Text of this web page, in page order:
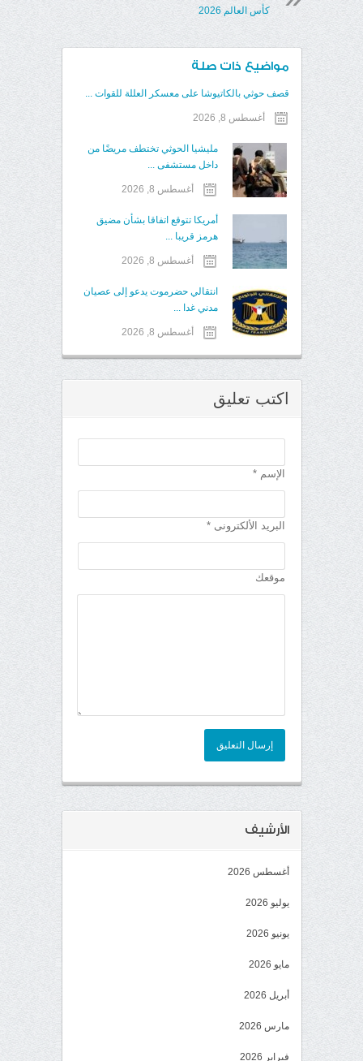
كأس العالم 2026
مواضيع ذات صلة
قصف حوثي بالكاتيوشا على معسكر العللة للقوات ...
أغسطس 8, 2026
مليشيا الحوثي تختطف مريضًا من
داخل مستشفى ...
أغسطس 8, 2026
أمريكا تتوقع اتفاقا بشأن مضيق
هرمز قريبا ...
أغسطس 8, 2026
انتقالي حضرموت يدعو إلى عصيان
مدني غدا ...
أغسطس 8, 2026
اكتب تعليق
الإسم *
البريد الألكترونى *
موقعك
إرسال التعليق
الأرشيف
أغسطس 2026
يوليو 2026
يونيو 2026
مايو 2026
أبريل 2026
مارس 2026
فبراير 2026